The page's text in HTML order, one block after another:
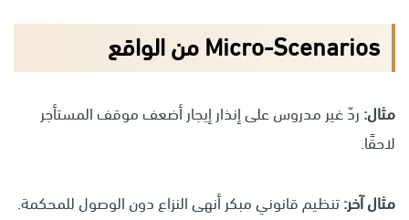
Micro-Scenarios من الواقع
مثال: ردّ غير مدروس على إنذار إيجار أضعف موقف المستأجر
لاحقًا.
مثال آخر:تنظيم قانوني مبكر أنهى النزاع دون الوصول للمحكمة.